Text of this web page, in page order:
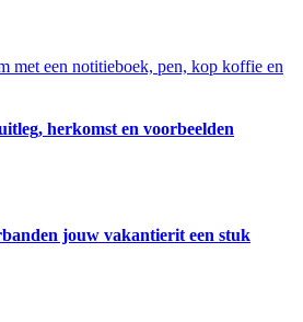
herkomst en voorbeelden
jouw vakantierit een stuk